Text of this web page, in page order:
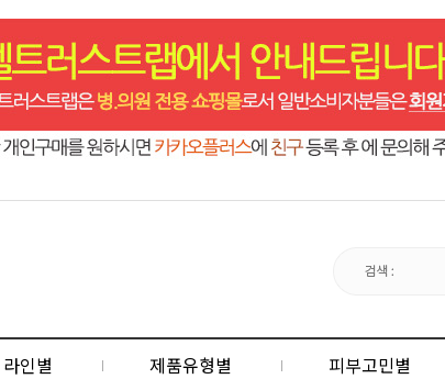
라인별 제품유형별 피부고민별